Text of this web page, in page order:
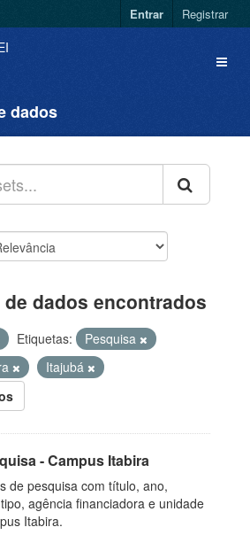
Entrar Registrar
dados
dados encontrados
Etiquetas:
Pesquisa
Itajubá
- Campus Itabira
de pesquisa com título, ano,
agência financiadora e unidade
Itabira.